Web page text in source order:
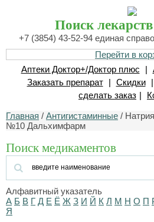
Поиск
+7 (3854) 43-52-94 единая
Перейти в
Аптеки Доктор+/Доктор плюс
|
Заказать препарат
| Скидки |
сделать заказ |
Главная / Антигистаминные /
№10 Дальхимфарм
Поиск медикаментов
Алфавитный указатель
А Б В Г Д Е Ё Ж З И Й К Л М Н О П
Я